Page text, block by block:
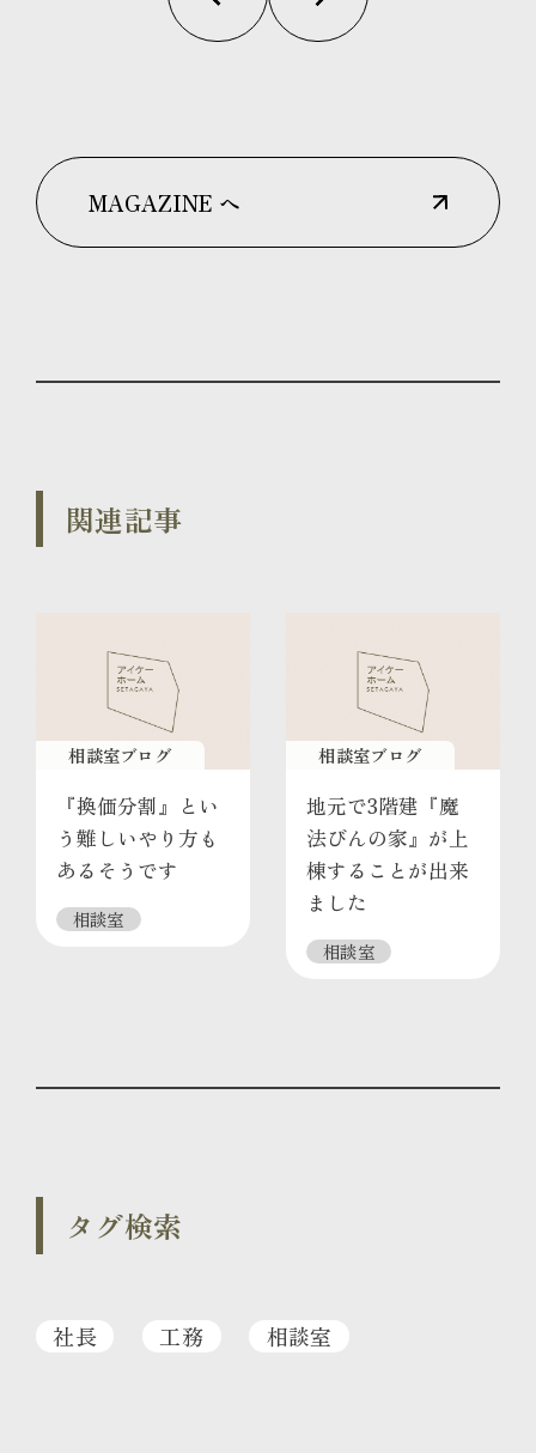
MAGAZINE へ
関連記事
相談室ブログ
『換価分割』とい
う難しいやり方も
あるそうです
相談室
相談室ブログ
地元で3階建『魔
法びんの家』が上
棟することが出来
ました
相談室
タグ検索
社長 工務 相談室